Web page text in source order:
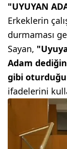
"UYUYAN
Erkeklerin
durmaması
Sayan,
Adam
gibi oturduğu
ifadelerini